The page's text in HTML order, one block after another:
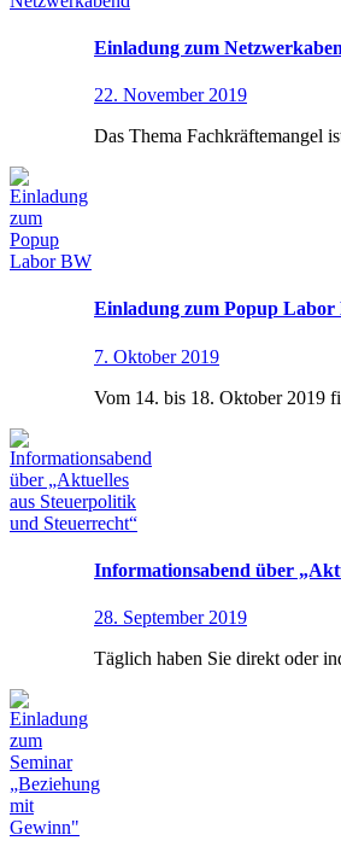
Einladung zum
22. November 2019
Das Thema Fachkräftemangel
Einladung zum Popup Labor
7. Oktober 2019
Vom 14. bis 18. Oktober 2019
Informationsabend über
28. September 2019
Täglich haben Sie direkt oder